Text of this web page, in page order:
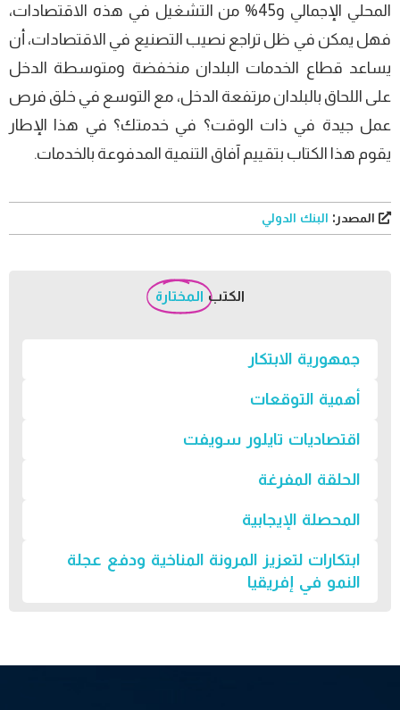
المحلي الإجمالي و45% من التشغيل في هذه الاقتصادات،
فهل يمكن في ظل تراجع نصيب التصنيع في الاقتصادات، أن
يساعد قطاع الخدمات البلدان منخفضة ومتوسطة الدخل
على اللحاق بالبلدان مرتفعة الدخل، مع التوسع في خلق فرص
عمل جيدة في ذات الوقت؟ في خدمتك؟ في هذا الإطار
يقوم هذا الكتاب بتقييم آفاق التنمية المدفوعة بالخدمات.
المصدر: البنك الدولي
الكتب المختارة
جمهورية الابتكار
أهمية التوقعات
اقتصاديات تايلور سويفت
الحلقة المفرغة
المحصلة الإيجابية
ابتكارات لتعزيز المرونة المناخية ودفع عجلة
النمو في إفريقيا